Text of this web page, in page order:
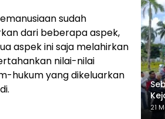
sudah
dari beberapa aspek,
aspek ini saja melahirkan
nilai-nilai
hukum yang dikeluarkan
21